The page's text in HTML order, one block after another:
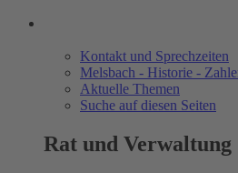
Kontakt und Sprechzeiten
Melsbach - Historie -
Aktuelle Themen
Suche auf diesen Seiten
Rat und Verwaltung